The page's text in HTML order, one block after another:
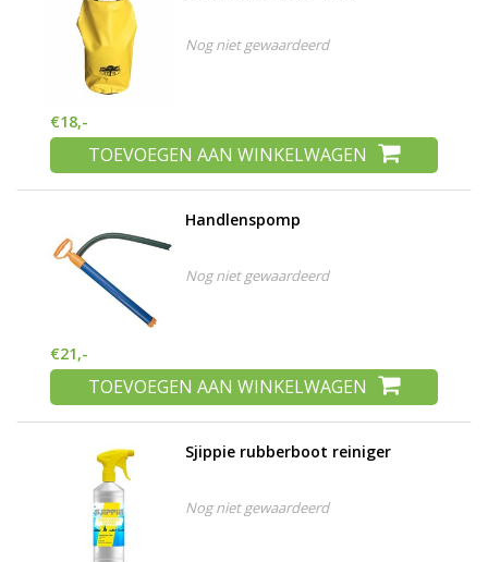
Nog niet gewaardeerd
€18,-
TOEVOEGEN AAN WINKELWAGEN
Handlenspomp
Nog niet gewaardeerd
€21,-
TOEVOEGEN AAN WINKELWAGEN
Sjippie rubberboot reiniger
Nog niet gewaardeerd